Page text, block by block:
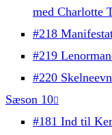
med Charlotte
#218
#219
#220
Sæson 10
#181 Ind til